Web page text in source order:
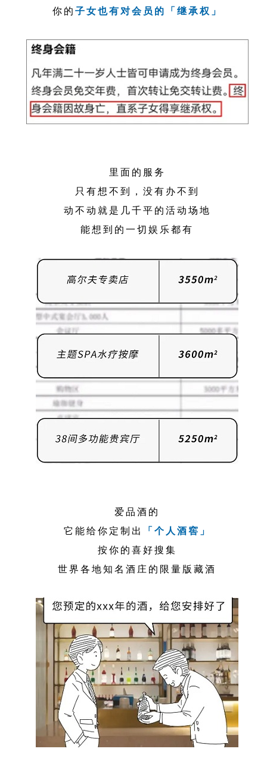
你的子女也有对会员的「继承权」
里面的服务
只有想不到，没有办不到
动不动就是几千平的活动场地
能想到的一切娱乐都有
爱品酒的
它能给你定制出
「个人酒窖」
按你的喜好搜集
世界各地知名酒庄的限量版藏酒